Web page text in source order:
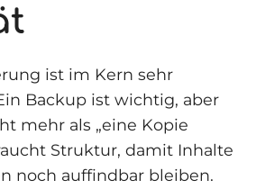
ist im Kern sehr
Backup ist wichtig, aber
mehr als „eine Kopie
Struktur, damit Inhalte
noch auffindbar bleiben.